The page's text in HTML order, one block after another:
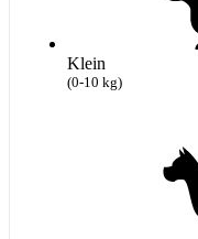
Klein
(0-10 kg)